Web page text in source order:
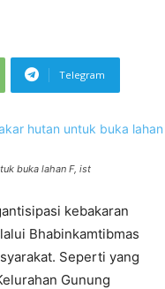
Telegram
buka lahan F, ist
kebakaran
Bhabinkamtibmas
Seperti yang
Gunung